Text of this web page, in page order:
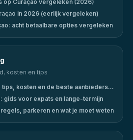
op Curaçao vergeleken (2026)
in 2026 (eerlijk vergeleken)
acht betaalbare opties vergeleken
kosten en tips
tips, kosten en de beste aanbieders
gids voor expats en lange-termijn
parkeren en wat je moet weten